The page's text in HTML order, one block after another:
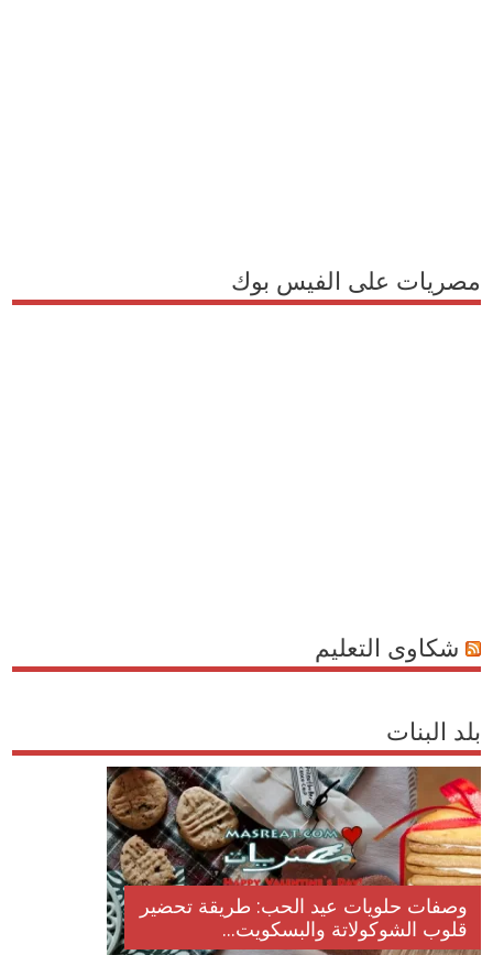
مصريات على الفيس بوك
شكاوى التعليم
بلد البنات
وصفات حلويات عيد الحب: طريقة تحضير
قلوب الشوكولاتة والبسكويت...